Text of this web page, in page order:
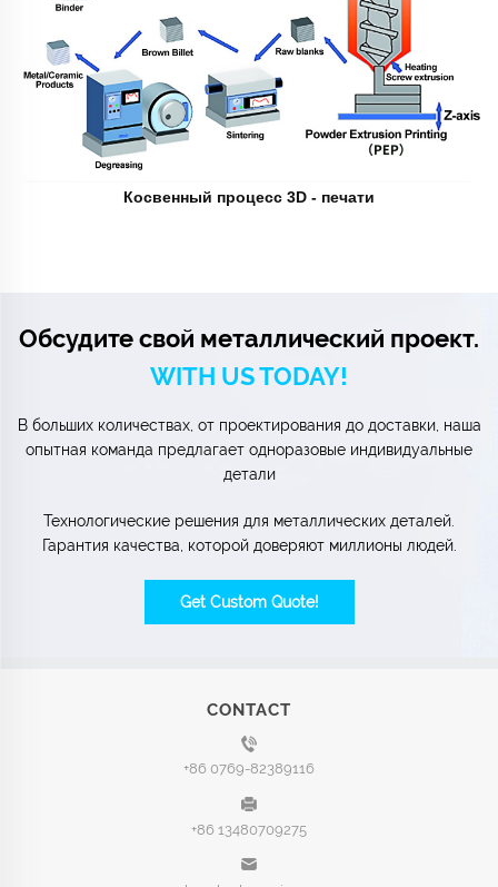
Косвенный процесс 3D - печати
Обсудите свой металлический проект.
WITH US TODAY!
В больших количествах, от проектирования до доставки, наша
опытная команда предлагает одноразовые индивидуальные
детали
Технологические решения для металлических деталей.
Гарантия качества, которой доверяют миллионы людей.
Get Custom Quote!
CONTACT
+86 0769-82389116
+86 13480709275